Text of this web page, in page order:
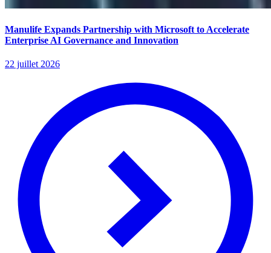
Manulife Expands Partnership with Microsoft to Accelerate
Enterprise AI Governance and Innovation
22 juillet 2026